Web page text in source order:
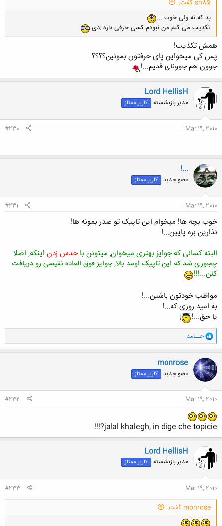
sh85 گفت:
بد که نه ولی خوب ...
تکذیب می کنم من نبودم کسی حرفی داره :دی
همش تکذیب!
پس کی میخواین پای حرفتون بمونین؟؟؟؟
جوون هم جوونای قدیم...!
Lord HellisH
مدیر بازنشسته کاربر ممتاز
Mar 19, 2010
#230
!...
عضو جدید کاربر ممتاز
Mar 19, 2010
#231
خوب بچه ها! میخوام این تاپیک تو صدر بمونه ها!
نذارین بره پایین...!
البته کسانی که جوایز بهتری میخوان, میتونن با حدس زدن اینکه, اصلا
چجوری شد که این تاپیک اومد بالا, جوایز فوق العاده نفیسی رو دریافت
کنن...!!!
مواظب خودتون باشین...!
به امید روزی که...!
یا حق...!
و
ا
ک
ن
ش
ه
ا
حــامد
monrose
عضو جدید کاربر ممتاز
Mar 19, 2010
#232
jalal khalegh, in dige che topicie?!!!
Lord HellisH
مدیر بازنشسته کاربر ممتاز
Mar 19, 2010
#233
monrose گفت: